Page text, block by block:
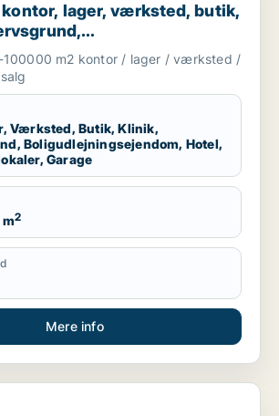
kontor, lager, værksted, butik,
hotel,
eller garage til salg i
100000 m2 kontor / lager / værksted /
Værksted, Butik, Klinik,
Boligudlejningsejendom, Hotel,
Garage
2
Mere info
værksted eller produktionslokaler til salg